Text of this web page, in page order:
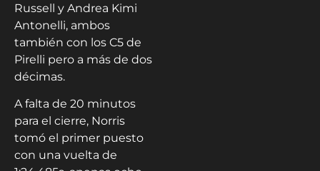
Russell y Andrea Kimi
Antonelli, ambos
también con los C5 de
Pirelli pero a más de dos
décimas.
A falta de 20 minutos
para el cierre, Norris
tomó el primer puesto
con una vuelta de